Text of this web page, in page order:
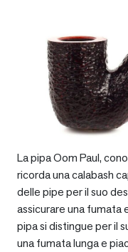
La pipa Oom Paul,
ricorda una calabash
delle pipe per il suo
assicurare una
pipa si distingue per il
una fumata lunga e